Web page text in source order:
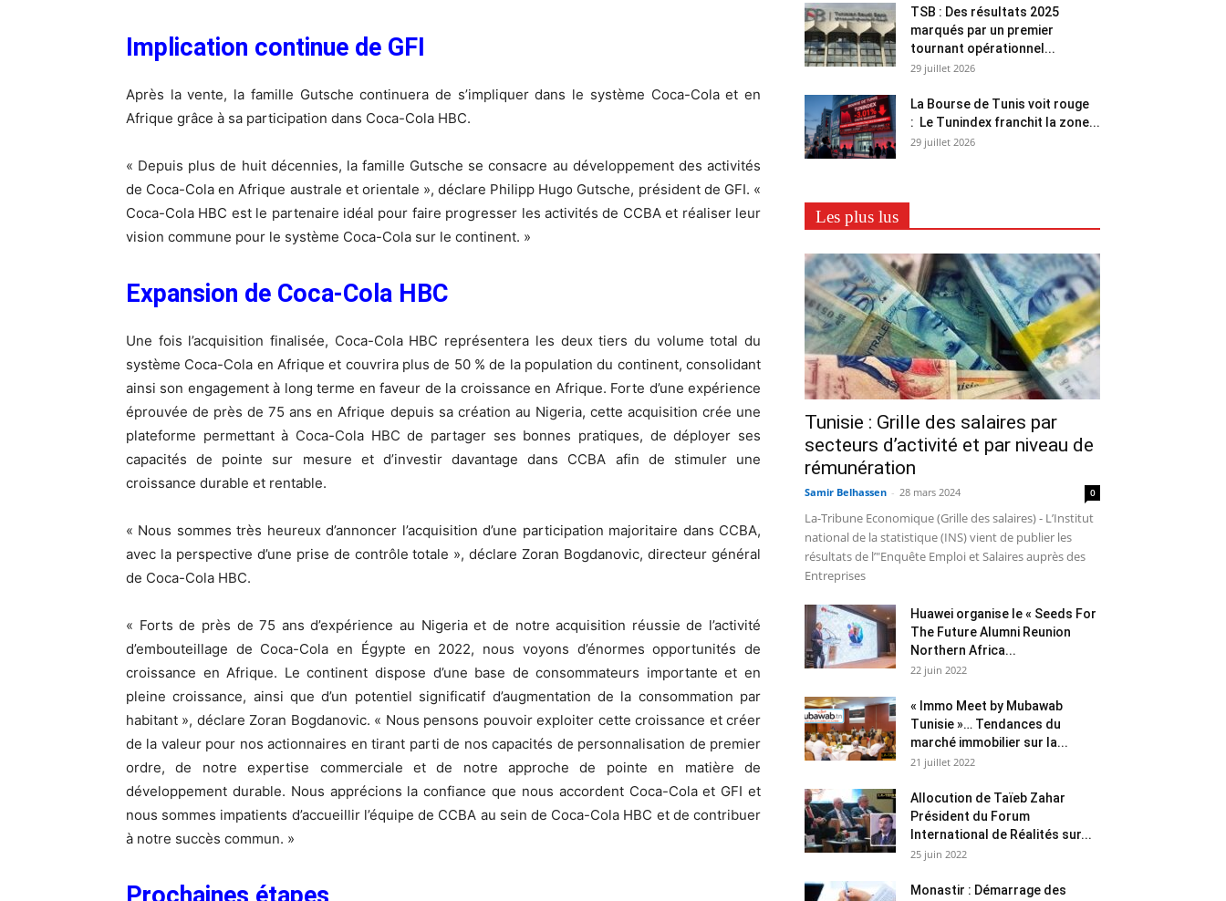
Implication continue de GFI
Après la vente, la famille Gutsche continuera de s’impliquer dans le système Coca-Cola et en
Afrique grâce à sa participation dans Coca-Cola HBC.
« Depuis plus de huit décennies, la famille Gutsche se consacre au développement des activités
de Coca-Cola en Afrique australe et orientale », déclare Philipp Hugo Gutsche, président de GFI. «
Coca-Cola HBC est le partenaire idéal pour faire progresser les activités de CCBA et réaliser leur
vision commune pour le système Coca-Cola sur le continent. »
Expansion de Coca-Cola HBC
Une fois l’acquisition finalisée, Coca-Cola HBC représentera les deux tiers du volume total du
système Coca-Cola en Afrique et couvrira plus de 50 % de la population du continent, consolidant
ainsi son engagement à long terme en faveur de la croissance en Afrique. Forte d’une expérience
éprouvée de près de 75 ans en Afrique depuis sa création au Nigeria, cette acquisition crée une
plateforme permettant à Coca-Cola HBC de partager ses bonnes pratiques, de déployer ses
capacités de pointe sur mesure et d’investir davantage dans CCBA afin de stimuler une
croissance durable et rentable.
« Nous sommes très heureux d’annoncer l’acquisition d’une participation majoritaire dans CCBA,
avec la perspective d’une prise de contrôle totale », déclare Zoran Bogdanovic, directeur général
de Coca-Cola HBC.
« Forts de près de 75 ans d’expérience au Nigeria et de notre acquisition réussie de l’activité
d’embouteillage de Coca-Cola en Égypte en 2022, nous voyons d’énormes opportunités de
croissance en Afrique. Le continent dispose d’une base de consommateurs importante et en
pleine croissance, ainsi que d’un potentiel significatif d’augmentation de la consommation par
habitant », déclare Zoran Bogdanovic. « Nous pensons pouvoir exploiter cette croissance et créer
de la valeur pour nos actionnaires en tirant parti de nos capacités de personnalisation de premier
ordre, de notre expertise commerciale et de notre approche de pointe en matière de
développement durable. Nous apprécions la confiance que nous accordent Coca-Cola et GFI et
nous sommes impatients d’accueillir l’équipe de CCBA au sein de Coca-Cola HBC et de contribuer
à notre succès commun. »
Prochaines étapes
TSB : Des résultats 2025
marqués par un premier
tournant opérationnel...
29 juillet 2026
La Bourse de Tunis voit rouge
: Le Tunindex franchit la zone...
29 juillet 2026
Les plus lus
Tunisie : Grille des salaires par
secteurs d’activité et par niveau de
rémunération
Samir Belhassen - 28 mars 2024 0
La-Tribune Economique (Grille des salaires) - L’Institut
national de la statistique (INS) vient de publier les
résultats de l’"Enquête Emploi et Salaires auprès des
Entreprises
Huawei organise le « Seeds For
The Future Alumni Reunion
Northern Africa...
22 juin 2022
« Immo Meet by Mubawab
Tunisie »… Tendances du
marché immobilier sur la...
21 juillet 2022
Allocution de Taïeb Zahar
Président du Forum
International de Réalités sur...
25 juin 2022
Monastir : Démarrage des